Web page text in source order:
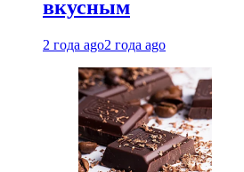
вкусным
2 года ago2 года ago